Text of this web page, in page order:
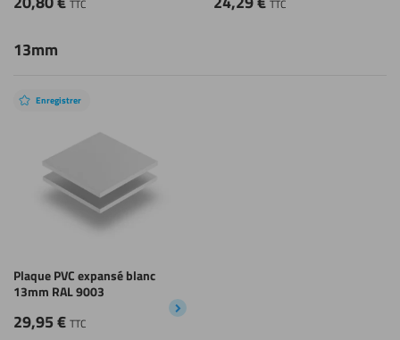
TTC TTC
13mm
Enregistrer
Plaque PVC expansé blanc
13mm RAL 9003
29,95€ TTC